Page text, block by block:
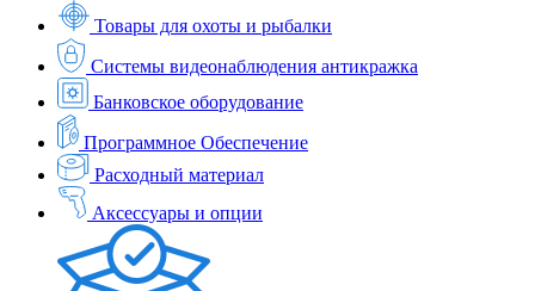
Товары для охоты и рыбалки
Системы видеонаблюдения антикражка
Банковское оборудование
Программное Обеспечение
Расходный материал
Аксессуары и опции